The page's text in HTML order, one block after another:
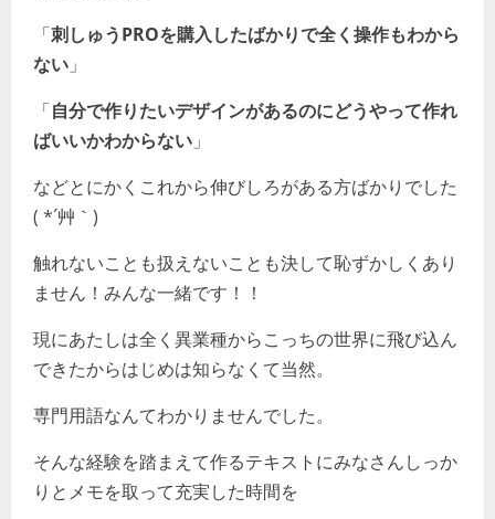
「刺しゅうPROを購入したばかりで全く操作もわから
ない 」
「自分で作りたいデザインがあるのにどうやって作れ
ばいいかわからない 」
などとにかくこれから伸びしろがある方ばかりでした
( *´艸｀)
触れないことも扱えないことも決して恥ずかしくあり
ません！みんな一緒です！！
現にあたしは全く異業種からこっちの世界に飛び込ん
できたからはじめは知らなくて当然。
専門用語なんてわかりませんでした。
そんな経験を踏まえて作るテキストにみなさんしっか
りとメモを取って充実した時間を